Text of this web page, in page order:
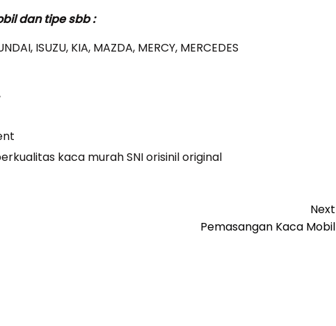
dan tipe sbb :
ISUZU, KIA, MAZDA, MERCY, MERCEDES
kaca murah SNI orisinil original
Next
Pemasangan Kaca Mobil